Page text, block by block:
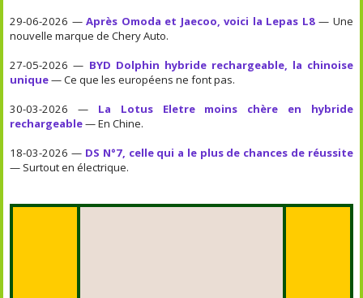
29-06-2026 —Après Omoda et Jaecoo, voici la Lepas L8— Une
nouvelle marque de Chery Auto.
27-05-2026 — BYD Dolphin hybride rechargeable, la chinoise
unique— Ce que les européens ne font pas.
30-03-2026 — La Lotus Eletre moins chère en hybride
rechargeable— En Chine.
18-03-2026 — DS N°7, celle qui a le plus de chances de réussite
— Surtout en électrique.